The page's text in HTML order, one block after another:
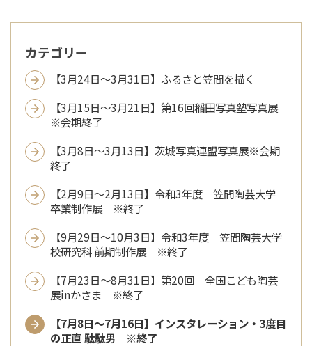
カテゴリー
【3月24日～3月31日】ふるさと笠間を描く
【3月15日～3月21日】第16回稲田写真塾写真展
※会期終了
【3月8日～3月13日】茨城写真連盟写真展※会期
終了
【2月9日～2月13日】令和3年度 笠間陶芸大学
卒業制作展 ※終了
【9月29日～10月3日】令和3年度 笠間陶芸大学
校研究科 前期制作展 ※終了
【7月23日～8月31日】第20回 全国こども陶芸
展inかさま ※終了
【7月8日～7月16日】インスタレーション・3度目
の正直 駄駄男 ※終了